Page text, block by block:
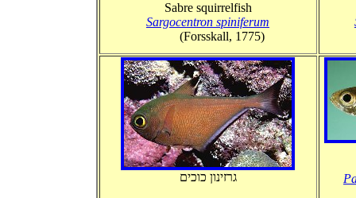
Sabre squirrelfish
Sargocentron spiniferum
(Forsskall, 1775)
גרזינון כוכים